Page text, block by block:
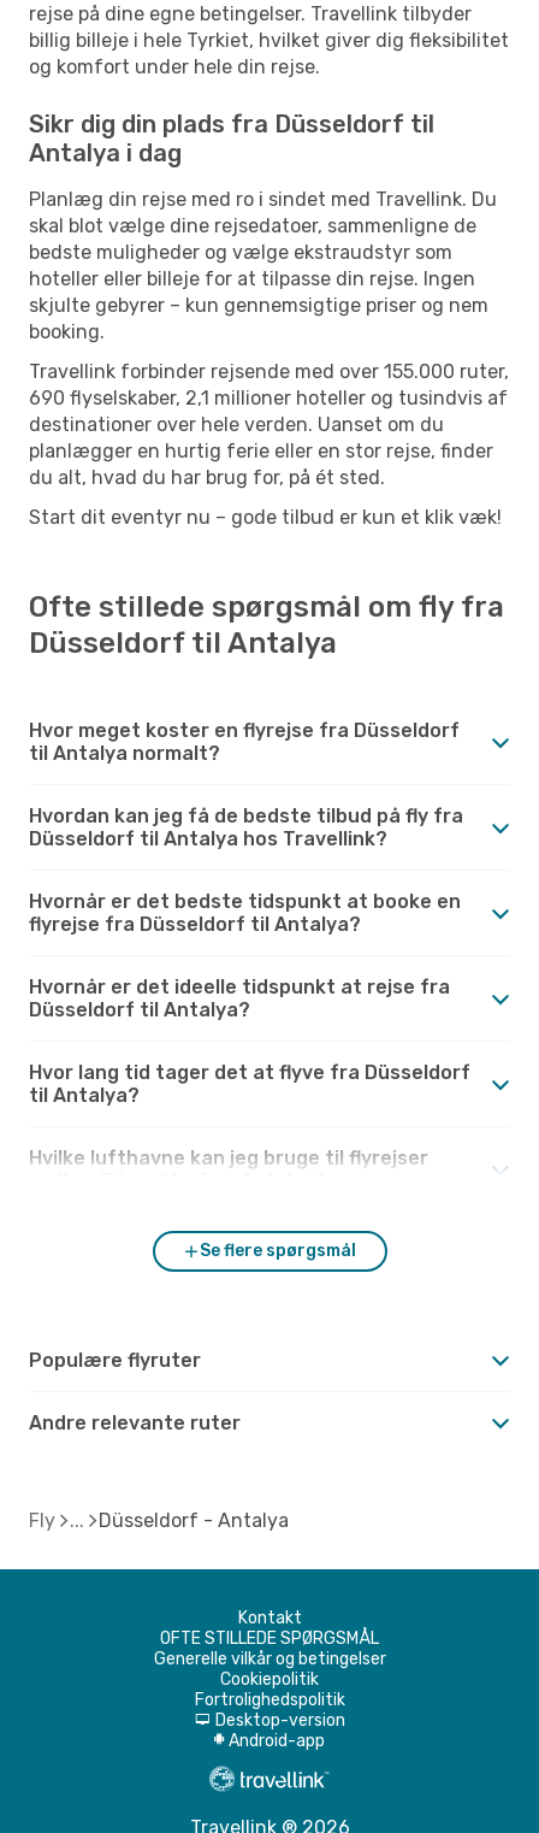
rejse på dine egne betingelser. Travellink tilbyder
billig billeje i hele Tyrkiet, hvilket giver dig fleksibilitet
og komfort under hele din rejse.
Sikr dig din plads fra Düsseldorf til
Antalya i dag
Planlæg din rejse med ro i sindet med Travellink. Du
skal blot vælge dine rejsedatoer, sammenligne de
bedste muligheder og vælge ekstraudstyr som
hoteller eller billeje for at tilpasse din rejse. Ingen
skjulte gebyrer – kun gennemsigtige priser og nem
booking.
Travellink forbinder rejsende med over 155.000 ruter,
690 flyselskaber, 2,1 millioner hoteller og tusindvis af
destinationer over hele verden. Uanset om du
planlægger en hurtig ferie eller en stor rejse, finder
du alt, hvad du har brug for, på ét sted.
Start dit eventyr nu – gode tilbud er kun et klik væk!
Ofte stillede spørgsmål om fly fra
Düsseldorf til Antalya
Hvor meget koster en flyrejse fra Düsseldorf
til Antalya normalt?
Hvordan kan jeg få de bedste tilbud på fly fra
Düsseldorf til Antalya hos Travellink?
Hvornår er det bedste tidspunkt at booke en
flyrejse fra Düsseldorf til Antalya?
Hvornår er det ideelle tidspunkt at rejse fra
Düsseldorf til Antalya?
Hvor lang tid tager det at flyve fra Düsseldorf
til Antalya?
Hvilke lufthavne kan jeg bruge til flyrejser
Se flere spørgsmål
Populære flyruter
Andre relevante ruter
Fly Düsseldorf - Antalya
Kontakt
OFTE STILLEDE SPØRGSMÅL
Generelle vilkår og betingelser
Cookiepolitik
Fortrolighedspolitik
d Desktop-version
A Android-app
Travellink ® 2026